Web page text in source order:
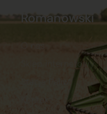
Romanowski
Sklep internetowy